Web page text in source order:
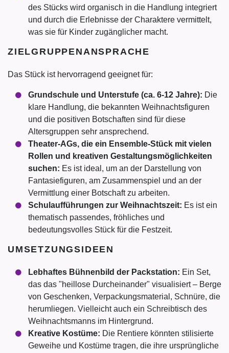
des Stücks wird organisch in die Handlung integriert
und durch die Erlebnisse der Charaktere vermittelt,
was sie für Kinder zugänglicher macht.
ZIELGRUPPENANSPRACHE
Das Stück ist hervorragend geeignet für:
Grundschule und Unterstufe (ca. 6-12 Jahre): Die
klare Handlung, die bekannten Weihnachtsfiguren
und die positiven Botschaften sind für diese
Altersgruppen sehr ansprechend.
Theater-AGs, die ein Ensemble-Stück mit vielen
Rollen und kreativen Gestaltungsmöglichkeiten
suchen: Es ist ideal, um an der Darstellung von
Fantasiefiguren, am Zusammenspiel und an der
Vermittlung einer Botschaft zu arbeiten.
Schulaufführungen zur Weihnachtszeit: Es ist ein
thematisch passendes, fröhliches und
bedeutungsvolles Stück für die Festzeit.
UMSETZUNGSIDEEN
Lebhaftes Bühnenbild der Packstation: Ein Set,
das das "heillose Durcheinander" visualisiert – Berge
von Geschenken, Verpackungsmaterial, Schnüre, die
herumliegen. Vielleicht auch ein Schreibtisch des
Weihnachtsmanns im Hintergrund.
Kreative Kostüme: Die Rentiere könnten stilisierte
Geweihe und Kostüme tragen, die ihre ursprüngliche